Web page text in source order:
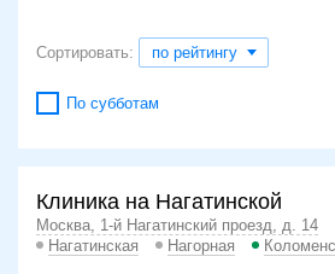
Сортировать: по рейтингу
По субботам
Клиника на Нагатинской
Москва, 1-й Нагатинский проезд, д. 14
Нагатинская
Нагорная